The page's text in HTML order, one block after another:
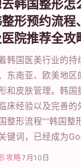
形预约流
院推荐全攻
韩国医美行业的
东南亚、欧美地
和皮肤管理。韩
床经验以及完善的
整形流程”“韩国整
键词，已经成为
攻略7月10日